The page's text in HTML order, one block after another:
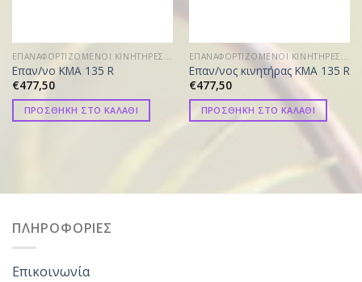
Επαν/νο KMA 135 R
€477,50
ΠΡΟΣΘΗΚΗ ΣΤΟ ΚΑΛΑΘΙ
Επαν/νος κινητήρας KMA 135 R
€477,50
ΠΡΟΣΘΗΚΗ ΣΤΟ ΚΑΛΑΘΙ
ΠΛΗΡΟΦΟΡΙΕΣ
Επικοινωνία